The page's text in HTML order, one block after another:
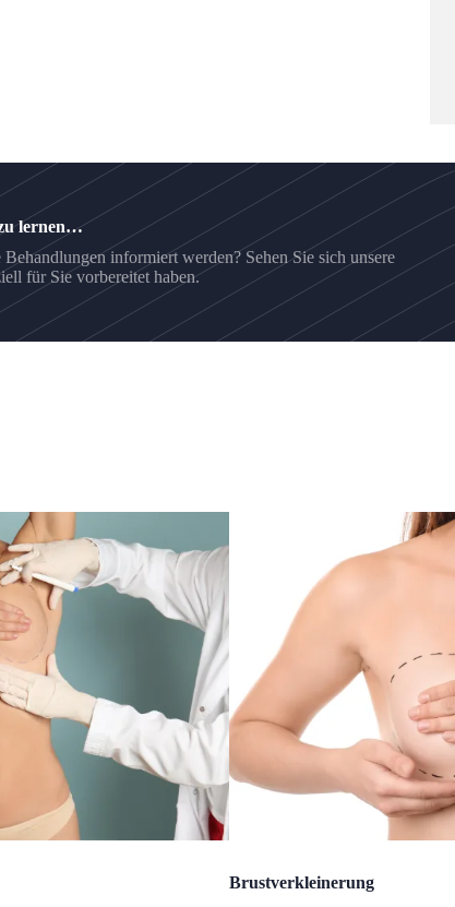
zu lernen…
informiert werden? Sehen Sie sich unsere
für Sie vorbereitet haben.
Brustverkleinerung